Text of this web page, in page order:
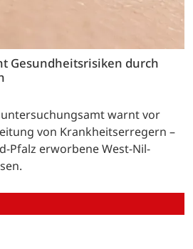
Gesundheitsrisiken durch
warnt vor
von Krankheitserregern –
Pfalz erworbene West-Nil-